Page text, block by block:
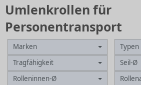
Umlenkrollen für
Personentransport
Marken
Typen
Tragfähigkeit
Seil-Ø
Rolleninnen-Ø